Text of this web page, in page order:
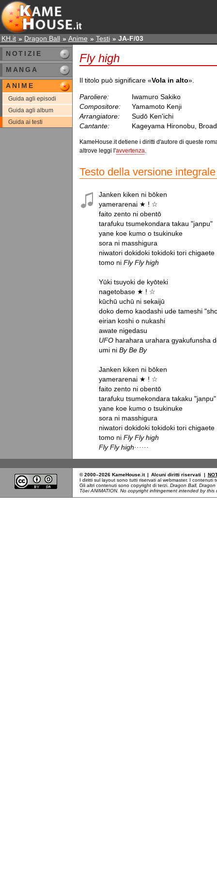
KH.it Dragon Ball Anime Testi JA-F/03
NOTIZIE
MANGA
ANIME
Guida agli episodi
Guida agli album
Guida ai testi
Fly high
Il titolo può significare «Vola in alto».
Paroliere:
Iwamuro Sakiko
Compositore:
Yamamoto Kenji
Arrangiatore:
Sudō Ken'ichi
Cantante:
Kageyama Hironobu,
KameHouse.it detiene i diritti d'autore di queste
altrove leggi l'avvertenza.
Testo della versione integrale
Janken kiken ni bōken
yamerarenai ★ ! ☆
faito zento ni obentō
tarafuku tsumekondara takau "janpu"
yane koe kumo o tsukinuke
sora ni masshigura
niwatori dokidoki tokidoki tori chigaete
tomo ni Fly Fly high
Yūki tsuyoki de kyōteki
nagetobase ★ ! ☆
kūchū uchū ni sekaijū
doko demo kaodashi ude tameshi
eirian koshi o nukashi
UFO harahara urahara gyakufunsha
umi ni By Be By
Janken kiken ni bōken
yamerarenai ★ ! ☆
faito zento ni obentō
tarafuku tsumekondara takaku "janpu"
yane koe kumo o tsukinuke
sora ni masshigura
niwatori dokidoki tokidoki tori chigaete
tomo ni Fly Fly high
Fly Fly high······
© 2000–2026 KameHouse.it | Alcuni diritti riservati |
I diritti sul layout sono tutti riservati al webmaster. I
Gli altri contenuti sono copyright di terzi.Dragon Ball,
Tōei ANIMATION. No copyright infringement intended by this